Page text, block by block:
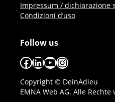
Impressum / dichiarazione
Condizioni d’uso
Follow us
Facebook
LinkedIn
YouTube
Instagram
Copyright © DeinAdieu
EMNA Web AG. Alle